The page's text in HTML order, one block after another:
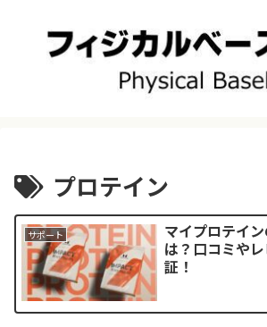
プロテイン
サポート
マイプロテイ
は？口コミや
証！